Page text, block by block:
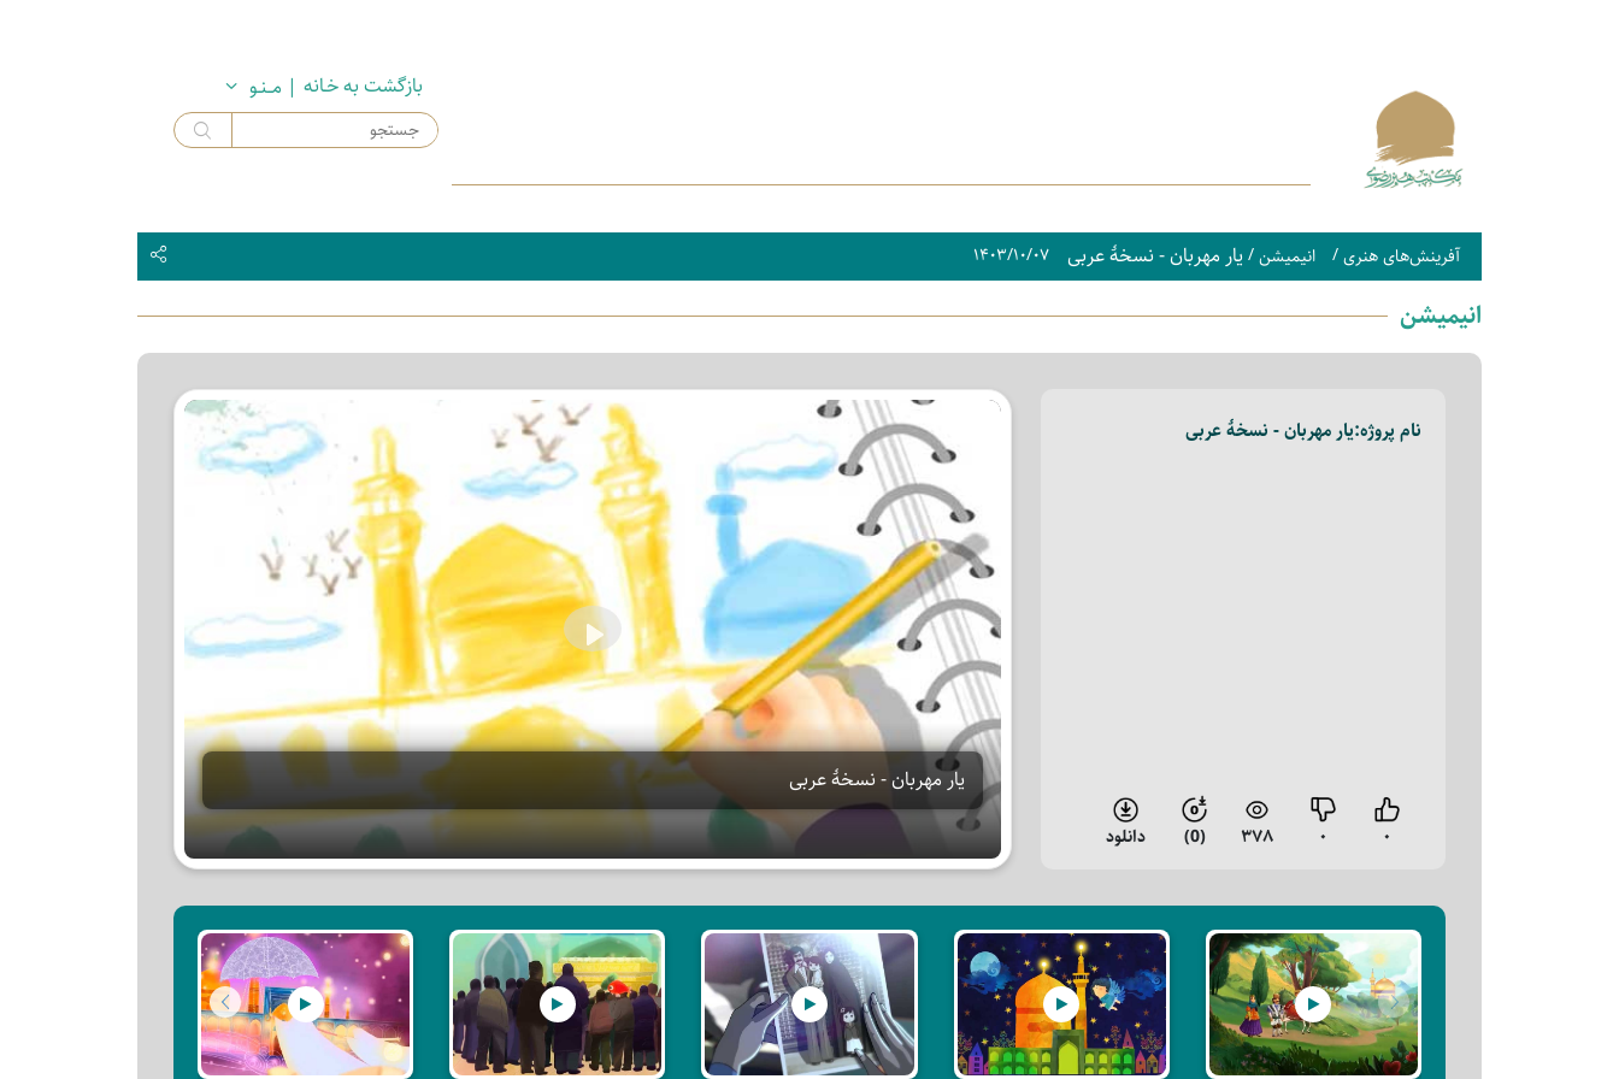
بازگشت به خـانه | مــنـو
آفرینش‌های هنری/ انیمیشن/ یار مهربان - نسخۀ عربی ۱۴۰۳/۱۰/۰۷
انیمیشن
نام پروژه:یار مهربان - نسخۀ عربی
۰ ۰ ۳۷۸ (0) دانلود
Play
یار مهربان - نسخۀ عربی